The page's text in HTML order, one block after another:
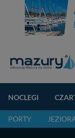
NOCLEGI
PORTY